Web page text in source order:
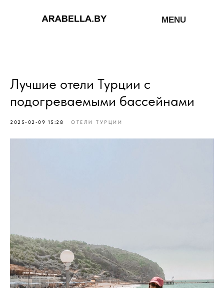
MENU
Лучшие отели Турции с
подогреваемыми бассейнами
2025-02-09 15:28 ОТЕЛИ ТУРЦИИ